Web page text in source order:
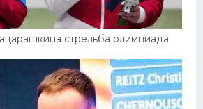
стрельба олимпиада